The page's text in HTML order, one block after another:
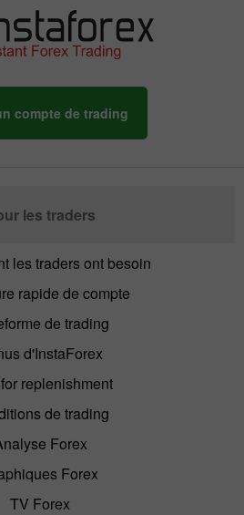
compte de trading
les traders
les traders ont besoin
rapide de compte
de trading
d'InstaForex
replenishment
de trading
Forex
Forex
TV Forex